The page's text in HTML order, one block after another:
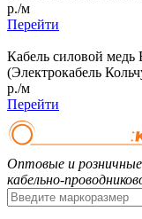
р./м
Перейти
Кабель силовой
(Электрокабель
р./м
Перейти
Оптовые и
кабельно-